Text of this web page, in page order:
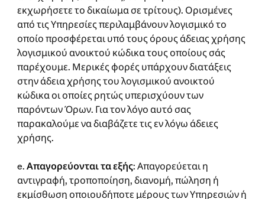
εκχωρήσετε το δικαίωμα σε τρίτους). Ορισμένες
από τις Υπηρεσίες περιλαμβάνουν λογισμικό το
οποίο προσφέρεται υπό τους όρους άδειας χρήσης
λογισμικού ανοικτού κώδικα τους οποίους σάς
παρέχουμε. Μερικές φορές υπάρχουν διατάξεις
στην άδεια χρήσης του λογισμικού ανοικτού
κώδικα οι οποίες ρητώς υπερισχύουν των
παρόντων Όρων. Για τον λόγο αυτό σας
παρακαλούμε να διαβάζετε τις εν λόγω άδειες
χρήσης.
e.Απαγορεύονται τα εξής: Απαγορεύεται η
αντιγραφή, τροποποίηση, διανομή, πώληση ή
εκμίσθωση οποιουδήποτε μέρους των Υπηρεσιών ή